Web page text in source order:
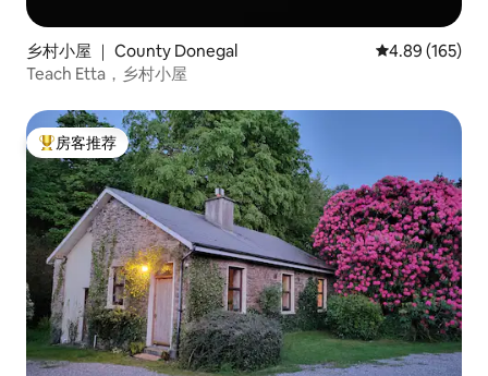
乡村小屋 ｜ County Donegal 平均评分 4.89
4.89 (165)
Teach Etta，乡村小屋
热门「房客推荐」
房客推荐